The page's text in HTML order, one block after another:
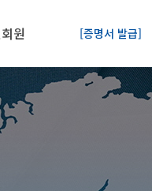
원 [증명서 발급]